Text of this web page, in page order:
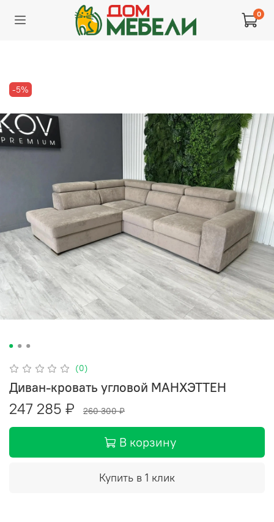
0
-5%
(0)
Диван-кровать угловой МАНХЭТТЕН
247 285 ₽ 260 300 ₽
В корзину
Купить в 1 клик